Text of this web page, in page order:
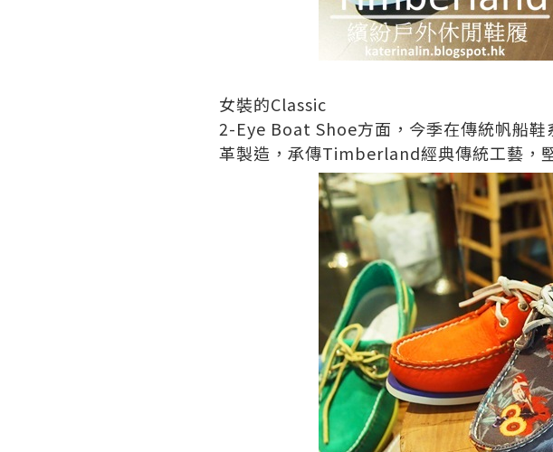
女裝的Classic
2-Eye Boat Shoe方面， 今季在傳統帆船
革製造，承傳Timberland經典傳統工藝，